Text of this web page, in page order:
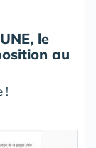
le
au
!